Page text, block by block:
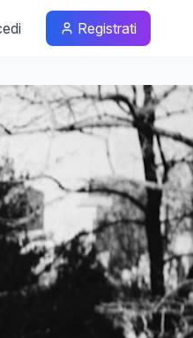
Registrati